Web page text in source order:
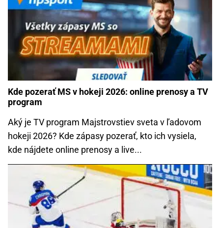
Kde pozerať MS v hokeji 2026: online prenosy a TV
program
Aký je TV program Majstrovstiev sveta v ľadovom
hokeji 2026? Kde zápasy pozerať, kto ich vysiela,
kde nájdete online prenosy a live...